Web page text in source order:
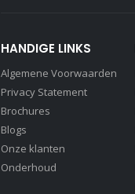
HANDIGE LINKS
Algemene Voorwaarden
Privacy Statement
Brochures
Blogs
Onze klanten
Onderhoud